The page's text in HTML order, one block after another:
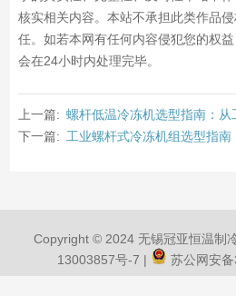
核实相关内容。本站不承担此类作品
任。如若本网有任何内容侵犯您的权
会在24小时内处理完毕。
上一篇: 螺杆低温冷冻机选型指南：从
下一篇: 工业螺杆式冷冻机组选型指南
Copyright © 2024 无锡冠亚恒温制
13003857号-7 | 苏公网安